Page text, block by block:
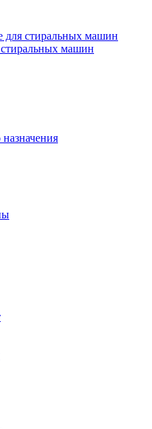
стиральных машин
машин